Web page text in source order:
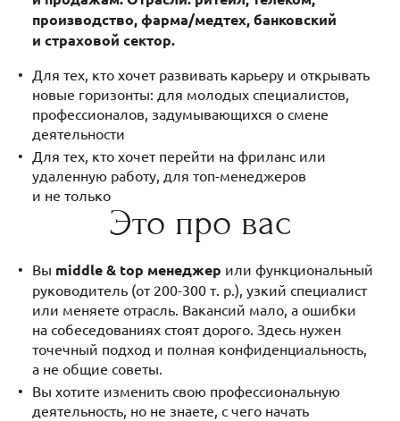
производство, фарма/медтех, банковский
и страховой сектор.
Для тех, кто хочет развивать карьеру и открывать
новые горизонты: для молодых специалистов,
профессионалов, задумывающихся о смене
деятельности
Для тех, кто хочет перейти на фриланс или
удаленную работу, для топ-менеджеров
и не только
Это про вас
Вы middle & top менеджер или функциональный
руководитель (от 200-300 т. р.), узкий специалист
или меняете отрасль. Вакансий мало, а ошибки
на собеседованиях стоят дорого. Здесь нужен
точечный подход и полная конфиденциальность,
а не общие советы.
Вы хотите изменить свою профессиональную
деятельность, но не знаете, с чего начать